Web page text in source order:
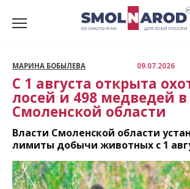
МАРИНА БОБЫЛЕВА 09.07.2026
С 1 августа открыта
лосей и 498 медведей в
Смоленской области
Власти Смоленской области
лимиты добычи животных с 1